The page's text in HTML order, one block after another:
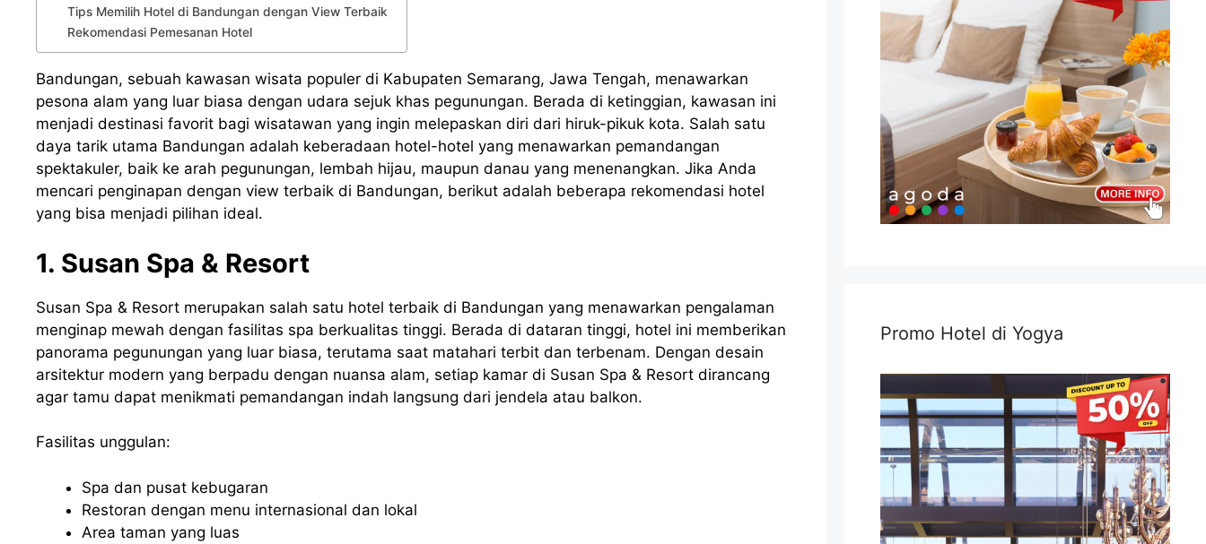
Tips Memilih Hotel di Bandungan dengan View Terbaik
Rekomendasi Pemesanan Hotel
Bandungan, sebuah kawasan wisata populer di Kabupaten Semarang, Jawa Tengah, menawarkan
pesona alam yang luar biasa dengan udara sejuk khas pegunungan. Berada di ketinggian, kawasan ini
menjadi destinasi favorit bagi wisatawan yang ingin melepaskan diri dari hiruk-pikuk kota. Salah satu
daya tarik utama Bandungan adalah keberadaan hotel-hotel yang menawarkan pemandangan
spektakuler, baik ke arah pegunungan, lembah hijau, maupun danau yang menenangkan. Jika Anda
mencari penginapan dengan view terbaik di Bandungan, berikut adalah beberapa rekomendasi hotel
yang bisa menjadi pilihan ideal.
1. Susan Spa & Resort
Susan Spa & Resort merupakan salah satu hotel terbaik di Bandungan yang menawarkan pengalaman
menginap mewah dengan fasilitas spa berkualitas tinggi. Berada di dataran tinggi, hotel ini memberikan
panorama pegunungan yang luar biasa, terutama saat matahari terbit dan terbenam. Dengan desain
arsitektur modern yang berpadu dengan nuansa alam, setiap kamar di Susan Spa & Resort dirancang
agar tamu dapat menikmati pemandangan indah langsung dari jendela atau balkon.
Fasilitas unggulan:
Spa dan pusat kebugaran
Restoran dengan menu internasional dan lokal
Area taman yang luas
Promo Hotel di Yogya